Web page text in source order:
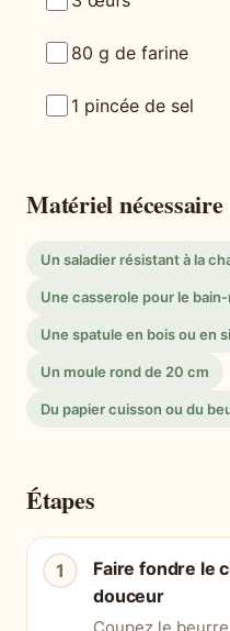
80 g de farine
1 pincée de sel
Matériel nécessaire
Un saladier résistant à la
Une casserole pour le
Une spatule en bois ou en
Un moule rond de 20 cm
Du papier cuisson ou du
Étapes
Faire fondre le
douceur